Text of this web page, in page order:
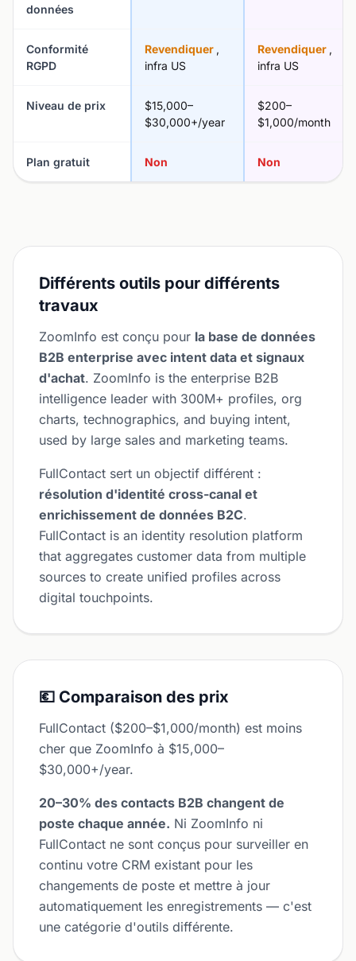
données
Conformité
RGPD
Revendiquer ,
infra US
Revendiquer ,
infra US
Niveau de prix
$15,000–
$30,000+/year
$200–
$1,000/month
Plan gratuit Non Non
Différents outils pour différents
travaux
ZoomInfo est conçu pour la base de données
B2B enterprise avec intent data et signaux
d'achat. ZoomInfo is the enterprise B2B
intelligence leader with 300M+ profiles, org
charts, technographics, and buying intent,
used by large sales and marketing teams.
FullContact sert un objectif différent :
résolution d'identité cross-canal et
enrichissement de données B2C.
FullContact is an identity resolution platform
that aggregates customer data from multiple
sources to create unified profiles across
digital touchpoints.
💶 Comparaison des prix
FullContact ($200–$1,000/month) est moins
cher que ZoomInfo à $15,000–
$30,000+/year.
20–30% des contacts B2B changent de
poste chaque année. Ni ZoomInfo ni
FullContact ne sont conçus pour surveiller en
continu votre CRM existant pour les
changements de poste et mettre à jour
automatiquement les enregistrements — c'est
une catégorie d'outils différente.